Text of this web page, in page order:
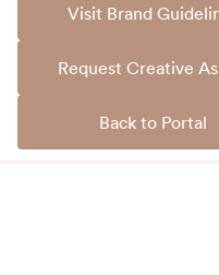
Visit Brand
Request Creative
Back to Portal